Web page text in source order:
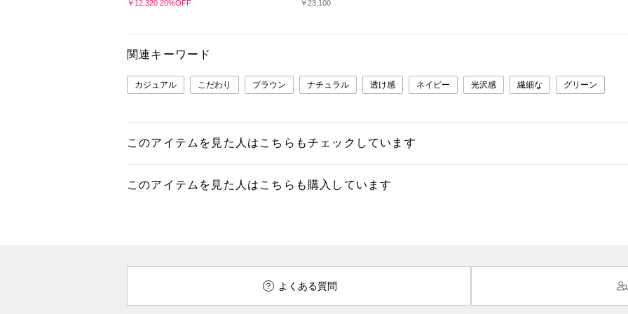
￥12,320 20%OFF ￥23,100
関連キーワード
カジュアル こだわり ブラウン ナチュラル 透け感 ネイビー 光沢感 繊細な グリーン
このアイテムを見た人はこちらもチェックしています
このアイテムを見た人はこちらも購入しています
よくある質問